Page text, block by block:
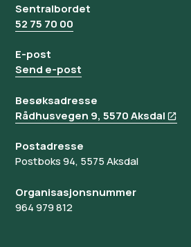
Sentralbordet
52 75 70 00
E-post
Send e-post
Besøksadresse
Rådhusvegen 9, 5570 Aksdal
Postadresse
Postboks 94, 5575 Aksdal
Organisasjonsnummer
964 979 812